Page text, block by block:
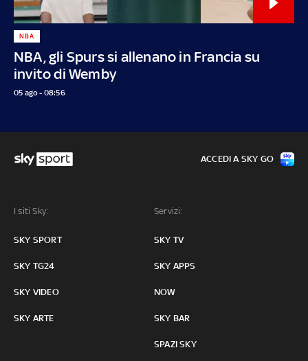
NBA, gli Spurs si allenano in Francia su
invito di Wemby
NBA
05 ago - 08:56
I siti Sky:
SKY SPORT
SKY TG24
SKY VIDEO
SKY ARTE
Servizi:
SKY TV
SKY APPS
NOW
SKY BAR
SPAZI SKY
ACCEDI A SKY GO